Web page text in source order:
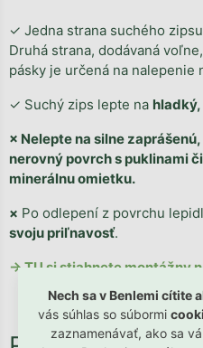
Nech sa v Benlemi cítite
vás súhlas so súbormi
zaznamenávať, ako sa
✓ Jedna strana suchého
Druhá strana, dodávaná
pásky je určená na nalepenie
✓ Suchý zips lepte na
× Nelepte na silne
nerovný povrch s puklinami
minerálnu omietku.
× Po odlepení z povrchu
svoju priľnavosť.
→ TU si stiahnete montážny